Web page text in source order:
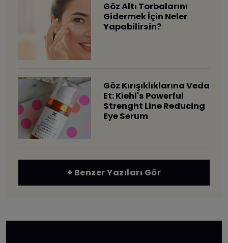
Göz Altı Torbalarını
Gidermek İçin Neler
Yapabilirsin?
Göz Kırışıklıklarına Veda
Et: Kiehl's Powerful
Strenght Line Reducing
Eye Serum
+ Benzer Yazıları Gör